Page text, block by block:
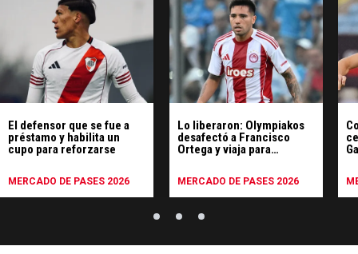
El defensor que se fue a
préstamo y habilita un
cupo para reforzarse
MERCADO DE PASES 2026
Lo liberaron: Olympiakos
desafectó a Francisco
Ortega y viaja para
MERCADO DE PASES 2026